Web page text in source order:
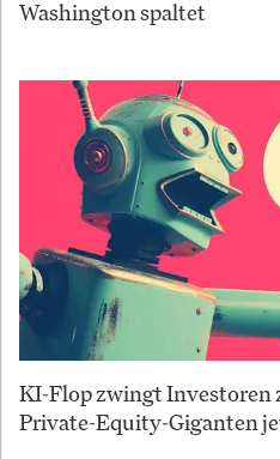
Washington spaltet
KI-Flop zwingt Investoren
Private-Equity-Giganten